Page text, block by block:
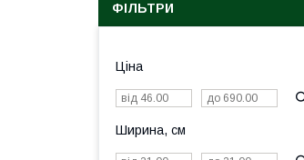
ФІЛЬТРИ
Ціна
Ширина, см